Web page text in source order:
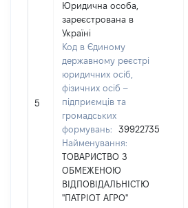
5
Юридична особа,
зареєстрована в
Україні
Код в Єдиному
державному реєстрі
юридичних осіб,
фізичних осіб –
підприємців та
громадських
формувань:
39922735
Найменування:
ТОВАРИСТВО З
ОБМЕЖЕНОЮ
ВІДПОВІДАЛЬНІСТЮ
"ПАТРІОТ АГРО"